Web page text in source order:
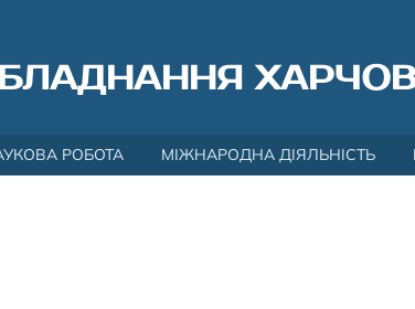
РОБОТА МІЖНАРОДНА ДІЯЛЬНІСТЬ